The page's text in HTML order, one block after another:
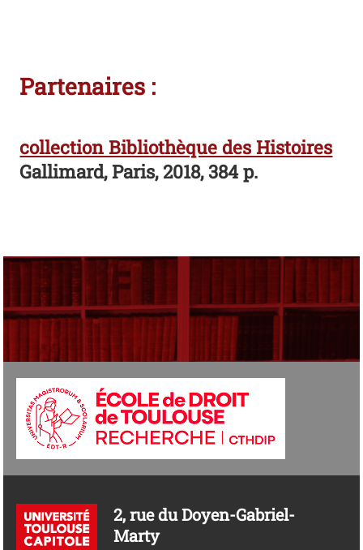
Partenaires :
collection Bibliothèque des Histoires
Gallimard, Paris, 2018, 384 p.
2, rue du Doyen-Gabriel-
Marty